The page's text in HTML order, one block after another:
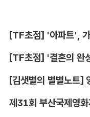
[TF초점] '아파트',
[TF초점] '결혼의 완
제31회 부산국제영